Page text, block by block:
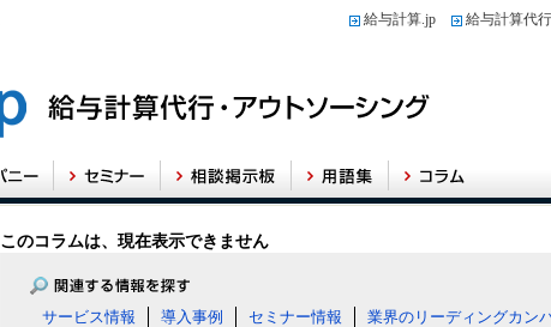
給与計算.jp 給与計算代
このコラムは、現在表示できません
サービス情報 導入事例 セミナー情報 業界のリーディングカン